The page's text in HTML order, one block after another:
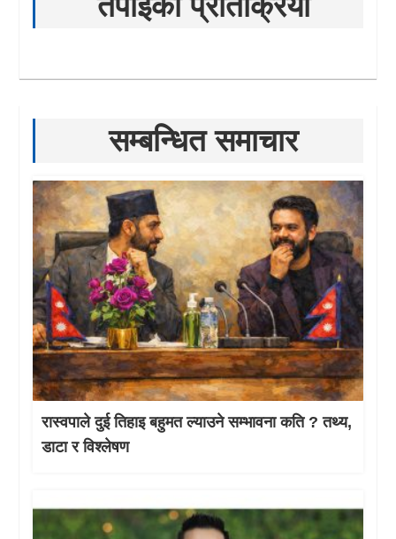
सम्बन्धित समाचार
रास्वपाले दुई तिहाइ बहुमत ल्याउने सम्भावना कति ? तथ्य,
डाटा र विश्लेषण